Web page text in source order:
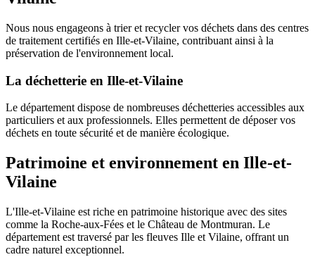
Nous nous engageons à trier et recycler vos déchets dans des centres
de traitement certifiés en Ille-et-Vilaine, contribuant ainsi à la
préservation de l'environnement local.
La déchetterie en Ille-et-Vilaine
Le département dispose de nombreuses déchetteries accessibles aux
particuliers et aux professionnels. Elles permettent de déposer vos
déchets en toute sécurité et de manière écologique.
Patrimoine et environnement en Ille-et-
Vilaine
L'Ille-et-Vilaine est riche en patrimoine historique avec des sites
comme la Roche-aux-Fées et le Château de Montmuran. Le
département est traversé par les fleuves Ille et Vilaine, offrant un
cadre naturel exceptionnel.